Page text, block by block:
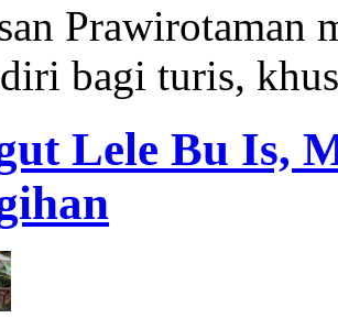
Prawirotaman
bagi turis,
Lele Bu Is,